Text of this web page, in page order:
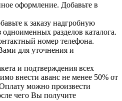
оформление. Добавьте в
к заказу надгробную
одноименных разделов каталога.
номер телефона.
для уточнения и
и подтверждения всех
внести аванс не менее 50% от
можно произвести
чего Вы получите